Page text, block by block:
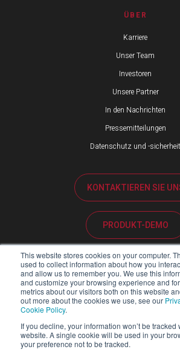
This website stores cookies on your computer.
used to collect information about how you
and allow us to remember you. We use this
and customize your browsing experience and
metrics about our visitors both on this website
out more about the cookies we use, see our
Cookie Policy.
If you decline, your information won’t be
website. A single cookie will be used in your
your preference not to be tracked.
ÜBER
Karriere
Unser Team
Investoren
Unsere Partner
In den Nachrichten
Pressemitteilungen
Datenschutz und -sicherheit
KONTAKTIEREN SIE
PRODUKT-DEMO
KUNDENBETREUUNG
PARTNER-PORTAL